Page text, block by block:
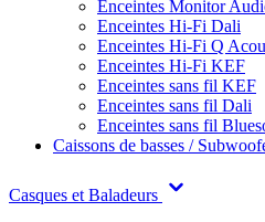
Enceintes Monitor
Enceintes Hi-Fi Dali
Enceintes Hi-Fi Q
Enceintes Hi-Fi KEF
Enceintes sans fil KEF
Enceintes sans fil Dali
Enceintes sans fil
Caissons de basses /
Casques et Baladeurs